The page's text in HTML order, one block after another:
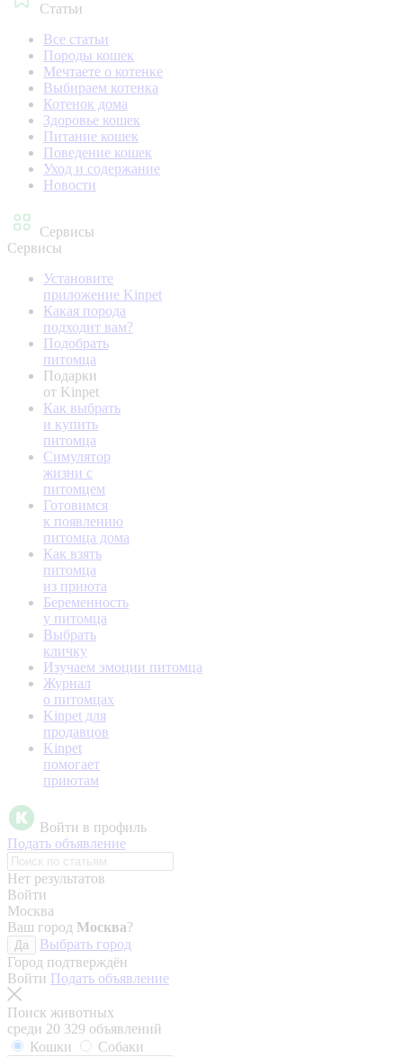
Статьи
Все статьи
Породы кошек
Мечтаете о котенке
Выбираем котенка
Котенок дома
Здоровье кошек
Питание кошек
Поведение кошек
Уход и содержание
Новости
Сервисы
Сервисы
Установите
приложение Kinpet
Какая порода
подходит вам?
Подобрать
питомца
Подарки
от Kinpet
Как выбрать
и купить
питомца
Симулятор
жизни с
питомцем
Готовимся
к появлению
питомца дома
Как взять
питомца
из приюта
Беременность
у питомца
Выбрать
кличку
Изучаем эмоции питомца
Журнал
о питомцах
Kinpet для
продавцов
Kinpet
помогает
приютам
Войти в профиль
Подать объявление
Нет результатов
Войти
Москва
Ваш город Москва?
Да
Выбрать город
Город подтверждён
Войти Подать объявление
Поиск животных
среди 20 329 объявлений
Кошки
Собаки